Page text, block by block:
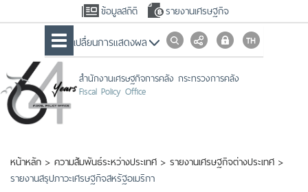
ข้อมูลสถิติ รายงานเศรษฐกิจ
เปลื่ยนการแสดงผล
สำนักงานเศรษฐกิจการคลัง กระทรวงการคลัง
Fiscal Policy Office
หน้าหลัก > ความสัมพันธ์ระหว่างประเทศ > รายงานเศรษฐกิจต่างประเทศ >
รายงานสรุปภาวะเศรษฐกิจสหรัฐอเมริกา